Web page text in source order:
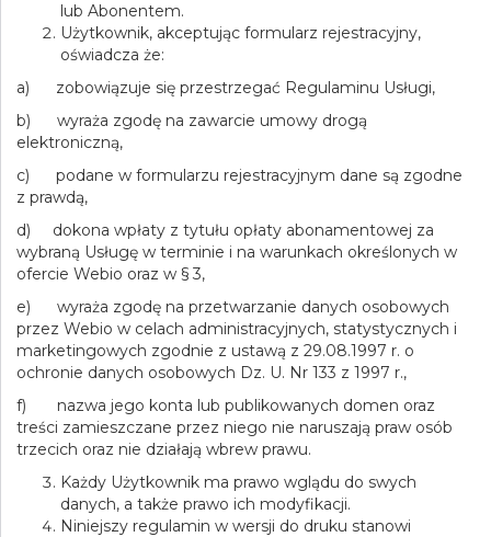
lub Abonentem.
Użytkownik, akceptując formularz rejestracyjny,
oświadcza że:
a) zobowiązuje się przestrzegać Regulaminu Usługi,
b) wyraża zgodę na zawarcie umowy drogą
elektroniczną,
c) podane w formularzu rejestracyjnym dane są zgodne
z prawdą,
d) dokona wpłaty z tytułu opłaty abonamentowej za
wybraną Usługę w terminie i na warunkach określonych w
ofercie Webio oraz w § 3,
e) wyraża zgodę na przetwarzanie danych osobowych
przez Webio w celach administracyjnych, statystycznych i
marketingowych zgodnie z ustawą z 29.08.1997 r. o
ochronie danych osobowych Dz. U. Nr 133 z 1997 r.,
f) nazwa jego konta lub publikowanych domen oraz
treści zamieszczane przez niego nie naruszają praw osób
trzecich oraz nie działają wbrew prawu.
Każdy Użytkownik ma prawo wglądu do swych
danych, a także prawo ich modyfikacji.
Niniejszy regulamin w wersji do druku stanowi